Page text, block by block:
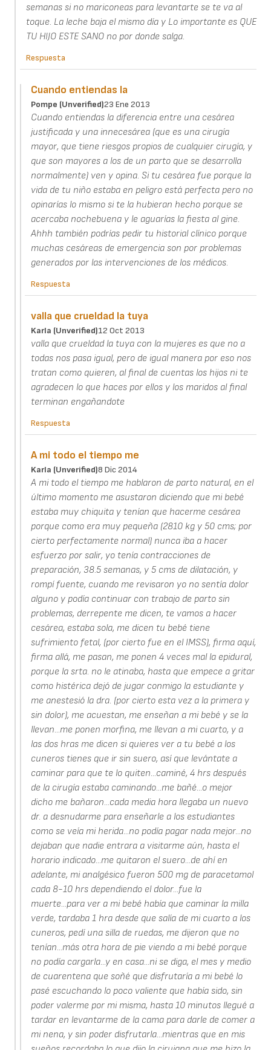
semanas si no mariconeas para levantarte se te va al
toque. La leche baja el mismo día y Lo importante es QUE
TU HIJO ESTE SANO no por donde salga.
Respuesta
Cuando entiendas la
Pompe (unverified)23 Ene 2013
Cuando entiendas la diferencia entre una cesárea
justificada y una innecesárea (que es una cirugía
mayor, que tiene riesgos propios de cualquier cirugía, y
que son mayores a los de un parto que se desarrolla
normalmente) ven y opina. Si tu cesárea fue porque la
vida de tu niño estaba en peligro está perfecta pero no
opinarías lo mismo si te la hubieran hecho porque se
acercaba nochebuena y le aguarías la fiesta al gine.
Ahhh también podrías pedir tu historial clínico porque
muchas cesáreas de emergencia son por problemas
generados por las intervenciones de los médicos.
Respuesta
valla que crueldad la tuya
Karla (unverified)12 Oct 2013
valla que crueldad la tuya con la mujeres es que no a
todas nos pasa igual, pero de igual manera por eso nos
tratan como quieren, al final de cuentas los hijos ni te
agradecen lo que haces por ellos y los maridos al final
terminan engañandote
Respuesta
A mi todo el tiempo me
Karla (unverified)8 Dic 2014
A mi todo el tiempo me hablaron de parto natural, en el
último momento me asustaron diciendo que mi bebé
estaba muy chiquita y tenían que hacerme cesárea
porque como era muy pequeña (2810 kg y 50 cms; por
cierto perfectamente normal) nunca iba a hacer
esfuerzo por salir, yo tenía contracciones de
preparación, 38.5 semanas, y 5 cms de dilatación, y
rompí fuente, cuando me revisaron yo no sentía dolor
alguno y podía continuar con trabajo de parto sin
problemas, derrepente me dicen, te vamos a hacer
cesárea, estaba sola, me dicen tu bebé tiene
sufrimiento fetal, (por cierto fue en el IMSS), firma aquí,
firma allá, me pasan, me ponen 4 veces mal la epidural,
porque la srta. no le atinaba, hasta que empece a gritar
como histérica dejó de jugar conmigo la estudiante y
me anestesió la dra. (por cierto esta vez a la primera y
sin dolor), me acuestan, me enseñan a mi bebé y se la
llevan...me ponen morfina, me llevan a mi cuarto, y a
las dos hras me dicen si quieres ver a tu bebé a los
cuneros tienes que ir sin suero, así que levántate a
caminar para que te lo quiten...caminé, 4 hrs después
de la cirugía estaba caminando...me bañé...o mejor
dicho me bañaron...cada media hora llegaba un nuevo
dr. a desnudarme para enseñarle a los estudiantes
como se veía mi herida...no podía pagar nada mejor...no
dejaban que nadie entrara a visitarme aún, hasta el
horario indicado...me quitaron el suero...de ahí en
adelante, mi analgésico fueron 500 mg de paracetamol
cada 8-10 hrs dependiendo el dolor...fue la
muerte...para ver a mi bebé había que caminar la milla
verde, tardaba 1 hra desde que salía de mi cuarto a los
cuneros, pedí una silla de ruedas, me dijeron que no
tenían...más otra hora de pie viendo a mi bebé porque
no podía cargarla...y en casa...ni se diga, el mes y medio
de cuarentena que soñé que disfrutaría a mi bebé lo
pasé escuchando lo poco valiente que había sido, sin
poder valerme por mi misma, hasta 10 minutos llegué a
tardar en levantarme de la cama para darle de comer a
mi nena, y sin poder disfrutarla...mientras que en mis